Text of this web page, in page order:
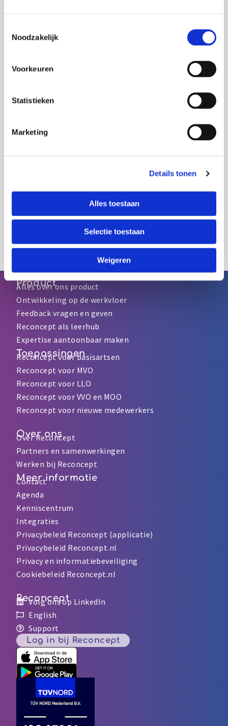
Noodzakelijk
Voorkeuren
Statistieken
Marketing
Details tonen
Alles toestaan
Selectie toestaan
Weigeren
Reconcept voor
nieuwe medewerkers
Product
Alles over ons product
Ontwikkeling op de werkvloer
Feedback vragen en geven
Reconcept als leerhub
Expertise aantoonbaar maken
Toepassingen
Reconcept voor basisartsen
Reconcept voor MVO
Reconcept voor LLO
Reconcept voor VVO en MOO
Reconcept voor nieuwe medewerkers
Over ons
Over Reconcept
Partners en samenwerkingen
Werken bij Reconcept
Meer informatie
Contact
Agenda
Kenniscentrum
Integraties
Privacybeleid Reconcept (applicatie)
Privacybeleid Reconcept.nl
Privacy en informatiebeveiliging
Cookiebeleid Reconcept.nl
Reconcept
Volg ons op LinkedIn
English
Support
Log in bij Reconcept